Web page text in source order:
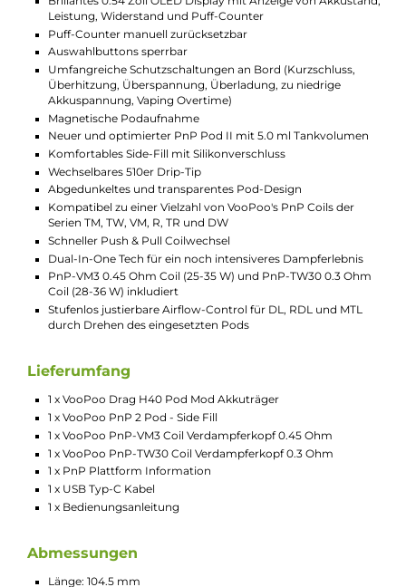
Der neue und verbesserte PnP Pod II bietet Platz für
5.0 ml Liquid, das über ein praktisches Side-Fill
System eingefüllt wird. Das ergonomische 510er Drip
Tip des Pods ist austauschbar, und der Pod ist mit fast
allen Coils der PnP Serie kompatibel, was eine große
Bandbreite an individuellen Dampferlebnissen
ermöglicht. Die Luftführung kann durch einfaches
Drehen des magnetisch fixierten Pods angepasst
werden, von offenem DL über RDL bis hin zu MTL. Das
Kit bietet zusammen mit dem neuen PnP Pod II und
VooPoo's Dual-In-One Tech ein intensives
Dampferlebnis mit Top-Geschmack und dichtem
Dampf. Im Lieferumfang sind bereits eine PnP-VM3
0.45 Ohm Coil und eine PnP-TW30 0.3 Ohm Coil
enthalten.
Technische Daten
Kompakte und ergonomische Formgebung
Modernes und eindrucksvolles Design
Hochwertiger 360° Soft-Leder Einband für eine
Haptik
Material: Zink-Legierung, Soft-Leder & PCTG
Integrierter 1500 mAh Akku
Schnelles USB Typ-C Laden mit 5V / 1.5A
Ausgangsleistung: 5 bis 40 Watt
Moderner GENE Chipsatz